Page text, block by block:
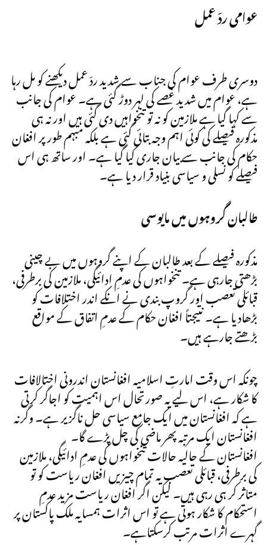
عوامی ردّ عمل
دوسری طرف عوام کی جناب سے شدید ردّ عمل دیکھنے کو مل رہا
ہے، عوام میں شدید غصے کی لہر دوڑ گئی ہے۔ عوام کی جانب
سے کہا گیا ہے ملازمین کو نہ تو تنخواہیں دی گئی ہیں اور نہ ہی
مذکورہ فیصلے کی کوئی اہم وجہ بتائی گئی ہے بلکہ مبہم طور پر افغان
حکام کی جانب سے بیان جاری کیا گیا ہے۔ اور ساتھ ہی اس
فیصلے کو نسلی و سیاسی بنیاد قرار دیا ہے۔
طالبان گروہوں میں مایوسی
مذکورہ فیصلے کے بعد طالبان کے اپنے گروہوں میں بے چینی
بڑھتی جارہی ہے۔ تنخواہوں کی عدمِ ادائیگی، ملازمین کی برطرفی،
قبائلی تعصب اور گروپ بندی نے انکے اندر اختلافات کو
بڑھادیا ہے۔ نتیجتاً افغان حکام کے عدمِ اتفاق کے مواقع
بڑھتے جارہے ہیں۔
چونکہ اس وقت امارتِ اسلامیہ افغانستان اندرونی اختالافات
کا شکار ہے، اس لیے یہ صورتحال اس اہمیت کو اجاگر کرتی
ہے کہ افغانستان میں ایک جامع سیاسی حل ناگزیر ہے۔ وگرنہ
افغانستان ایک مرتبہ پھر ماضی کی چل پڑے گا۔
افغانستان کے حالیہ حالات تنخواہوں کی عدمِ ادائیگی، ملازمین
کی برطرفی، قبائلی تعصب یہ تمام چیزیں افغان ریاست کو تو
متاثر کر ہی رہی ہیں۔ لیکن اگر افغان ریاست مزید عدمِ
استحکام کا شکار ہوتی ہے تو اس اثرات ہمسایہ ملک پاکستان پر
گہرے اثرات مرتب کرسکتاہے۔